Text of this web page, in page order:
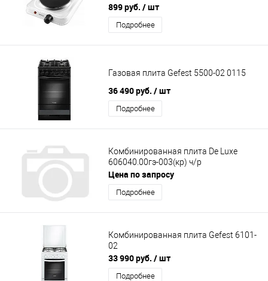
899 руб. / шт
Подробнее
Газовая плита Gefest 5500-02 0115
36 490 руб. / шт
Подробнее
Комбинированная плита De Luxe
606040.00гэ-003(кр) ч/р
Цена по запросу
Подробнее
Комбинированная плита Gefest 6101-
02
33 990 руб. / шт
Подробнее